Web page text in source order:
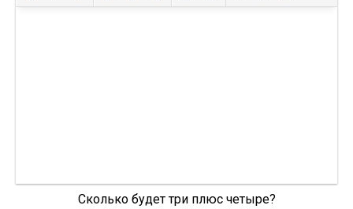
Сколько будет три плюс четыре?